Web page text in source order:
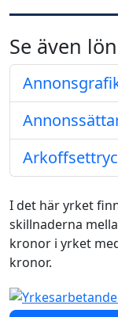
Se även
I det här yrket
skillnaderna
kronor i yrket
kronor.